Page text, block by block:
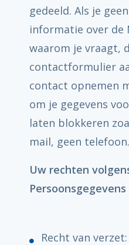
gedeeld. Als je
informatie over de
waarom je vraagt,
contactformulier
contact opnemen
om je gegevens
laten blokkeren
mail, geen telefoon.
Uw rechten
Persoonsgegevens
Recht van